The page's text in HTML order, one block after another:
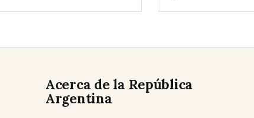
Acerca de la República
Argentina